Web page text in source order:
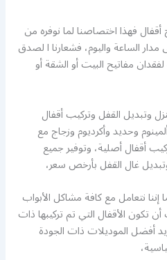
فهذا اختصاصنا لما نوفره من
الساعة واليوم، فشعارنا ا لصدق
مفاتيح البيت أو الشقة أو
وتبديل القفل وتركيب أقفال
وحديد وأكرديوم وزجاج مع
أقفال أصلية، وتوفير جميع
غال القفل بأرخص سعر،
نتعامل مع كافة مشاكل الأبواب
الأقفال التي تم تركيبها ذات
أفضل الموديلات ذات الجودة